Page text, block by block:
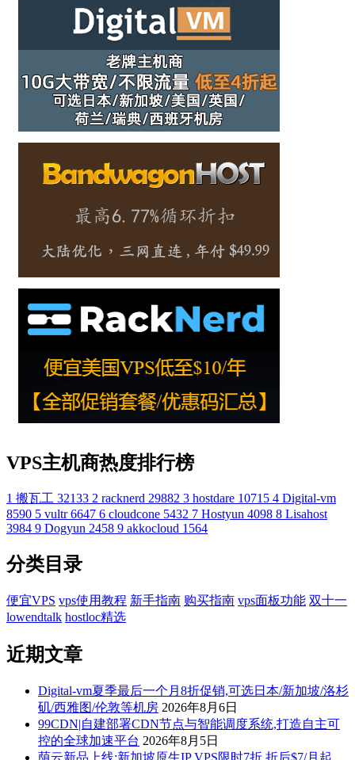
VPS主机商热度排行榜
1 搬瓦工 32133 2 racknerd 29882 3 hostdare 10715 4 Digital-vm
8590 5 vultr 6647 6 cloudcone 5432 7 Hostyun 4098 8 Lisahost
3984 9 Dogyun 2458 9 akkocloud 1564
分类目录
便宜VPS vps使用教程 新手指南 购买指南 vps面板功能 双十一
lowendtalk hostloc精选
近期文章
Digital-vm夏季最后一个月8折促销,可选日本/新加坡/洛杉
矶/西雅图/伦敦等机房 2026年8月6日
99CDN|自建部署CDN节点与智能调度系统,打造自主可
控的全球加速平台 2026年8月5日
荫云新品上线:新加坡原生IP VPS限时7折,折后$7/月起